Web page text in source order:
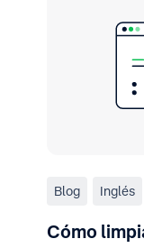
Blog Inglés
Cómo